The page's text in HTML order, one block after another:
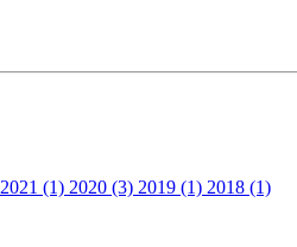
2021 (1) 2020 (3) 2019 (1) 2018 (1)